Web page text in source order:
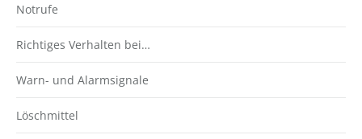
Notrufe
Richtiges Verhalten bei…
Warn- und Alarmsignale
Löschmittel